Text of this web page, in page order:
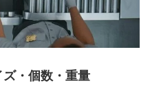
・個数・重量